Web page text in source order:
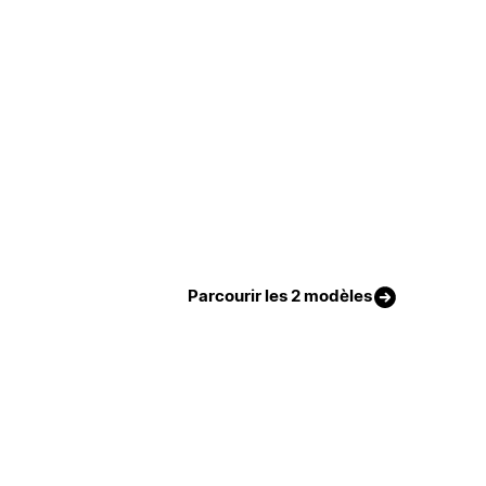
Parcourir les 2 modèles